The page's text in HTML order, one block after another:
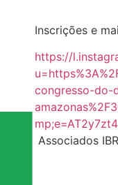
Inscrições e
https://
congresso-do-
Associados